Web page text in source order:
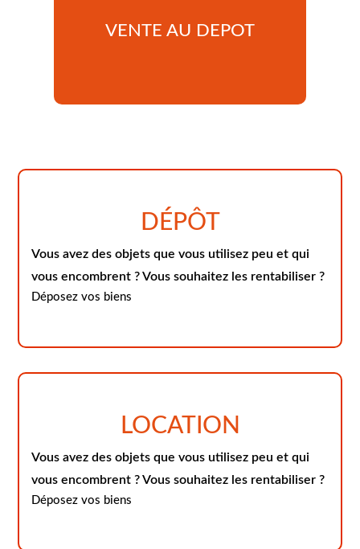
VENTE AU DEPOT
DÉPÔT
Vous avez des objets que vous utilisez peu et qui
vous encombrent ? Vous souhaitez les rentabiliser ?
Déposez vos biens
LOCATION
Vous avez des objets que vous utilisez peu et qui
vous encombrent ? Vous souhaitez les rentabiliser ?
Déposez vos biens